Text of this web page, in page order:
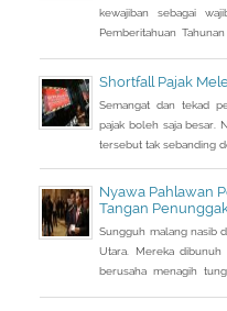
kewajiban sebagai
Pemberitahuan
Shortfall Pajak
Semangat dan tekad
pajak boleh saja besar.
tersebut tak sebanding
Nyawa Pahlawan
Tangan
Sungguh malang nasib
Utara. Mereka
berusaha menagih